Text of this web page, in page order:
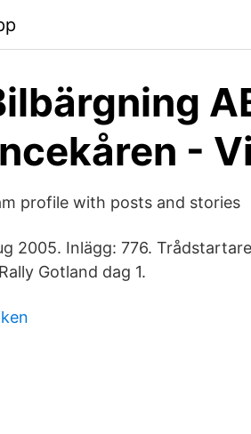
-
profile with posts and stories
2005. Inlägg: 776.
Gotland dag 1.